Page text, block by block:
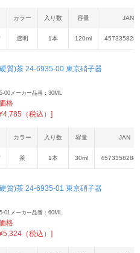
カラー 入り数 容量 JAN
透明 1本 120ml
質)茶 24-6935-00 東京硝子器
00メーカー品番：30ML
格
（税込）]
カラー 入り数 容量 JAN
茶 1本 30ml
質)茶 24-6935-01 東京硝子器
01メーカー品番：60ML
格
（税込）]